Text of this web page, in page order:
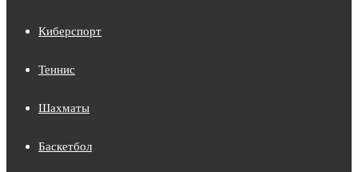
Киберспорт
Теннис
Шахматы
Баскетбол